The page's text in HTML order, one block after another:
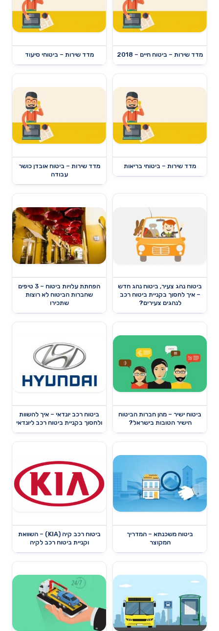
מדד שירות – ביטוח חיים – 2018 מדד שירות – ביטוחי סיעוד
מדד שירות – ביטוחי בריאות
מדד שירות – ביטוח אובדן כושר
עבודה
ביטוח נהג צעיר, ביטוח נהג חדש
– איך לחסוך בקניית ביטוח רכב
לנהגים צעירים?
הפחתת עלויות ביטוח – 3 טיפים
שחברות הביטוח לא רוצות
שתכירו
ביטוח ישיר – מהן חברות הביטוח
הישיר הטובות בישראל?
ביטוח רכב יונדאי – איך להשוות
ולחסוך בקניית ביטוח רכב ליונדאי
ביטוח משכנתא – המדריך
המקוצר
ביטוח רכב קיה (KIA) – השוואת
וקניית ביטוח רכב לקיה